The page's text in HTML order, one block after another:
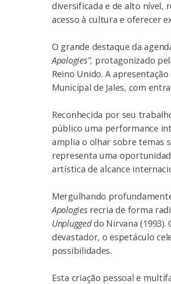
diversificada e de alto nível,
acesso à cultura e oferecer
O grande destaque da
Apologies”, protagonizado
Reino Unido. A
Municipal de Jales, com
Reconhecida por seu
público uma performance
amplia o olhar sobre temas
representa uma
artística de alcance
Mergulhando
Apologiesrecria de forma
Unpluggeddo Nirvana (1993).
devastador, o espetáculo
possibilidades.
Esta criação pessoal e